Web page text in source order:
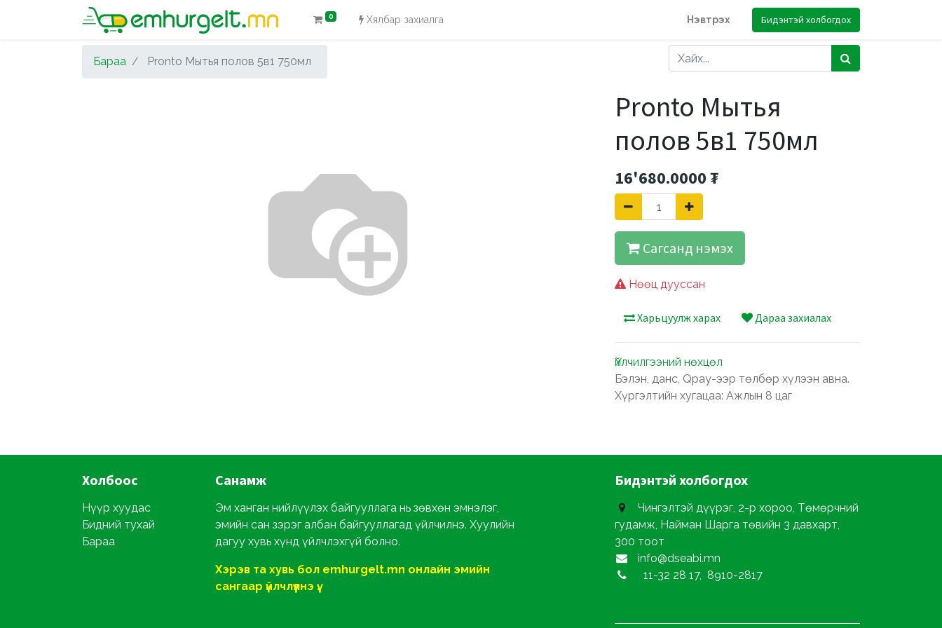
0 Хялбар захиалга Нэвтрэх Бидэнтэй холбогдох
Бараа Pronto Мытья полов 5в1 750мл
Pronto Мытья
полов 5в1 750мл
16'680.0000₮
Сагсанд нэмэх
Нөөц дууссан
Харьцуулж харах Дараа захиалах
Үйлчилгээний нөхцөл
Бэлэн, данс, Qpay-ээр төлбөр хүлээн авна.
Хүргэлтийн хугацаа: Ажлын 8 цаг
Холбоос
Нүүр хуудас
Бидний тухай
Бараа
Санамж
Эм ханган нийлүүлэх байгууллага нь зөвхөн эмнэлэг,
эмийн сан зэрэг албан байгууллагад үйлчилнэ. Хуулийн
дагуу хувь хүнд үйлчлэхгүй болно.
Хэрэв та хувь бол emhurgelt.mn онлайн эмийн
сангаар үйлчлүүлнэ үү.
Бидэнтэй холбогдох
Чингэлтэй дүүрэг, 2-р хороо, Төмөрчний
гудамж, Найман Шарга төвийн 3 давхарт,
300 тоот
info@dseabi.mn
11-32 28 17, 8910-2817